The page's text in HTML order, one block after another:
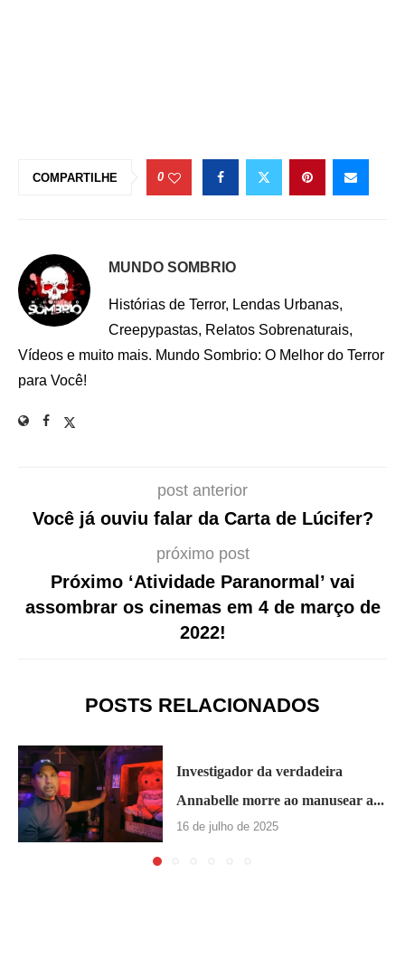
COMPARTILHE 0
MUNDO SOMBRIO
Histórias de Terror, Lendas Urbanas,
Creepypastas, Relatos Sobrenaturais,
Vídeos e muito mais. Mundo Sombrio: O Melhor do Terror
para Você!
post anterior
Você já ouviu falar da Carta de Lúcifer?
próximo post
Próximo ‘Atividade Paranormal’ vai
assombrar os cinemas em 4 de março de
2022!
POSTS RELACIONADOS
Investigador da verdadeira
Annabelle morre ao manusear a...
16 de julho de 2025